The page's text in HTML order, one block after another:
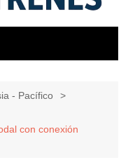
- Pacífico
con conexión